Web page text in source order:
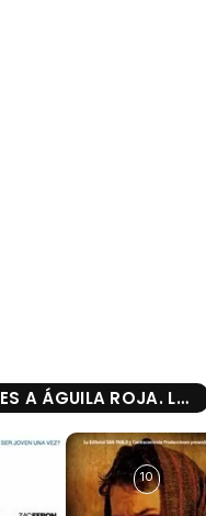
ROJA. LA PELÍCULA
10